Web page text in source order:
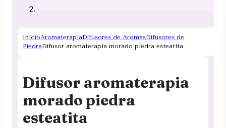
InicioAromaterapiaDifusores de AromasDifusores de
PiedraDifusor aromaterapia morado piedra esteatita
Difusor aromaterapia
morado piedra
esteatita